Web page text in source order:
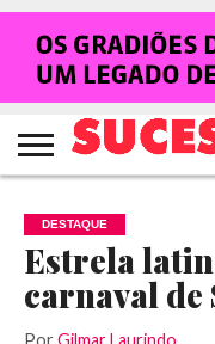
HOME
NOTÍCIAS
SHOWS
ENTREVISTAS
CLIQUES
RANKING
CROWLEY
TV
SUCESSO!
REVISTA
SUCESSO!
DESTAQUE
Estrela
carnaval de
Por Gilmar Laurindo